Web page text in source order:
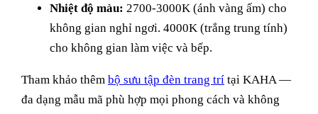
Nhiệt độ màu: 2700-3000K (ánh vàng ấm) cho
không gian nghỉ ngơi. 4000K (trắng trung tính)
cho không gian làm việc và bếp.
Tham khảo thêm bộ sưu tập đèn trang trí tại KAHA —
đa dạng mẫu mã phù hợp mọi phong cách và không